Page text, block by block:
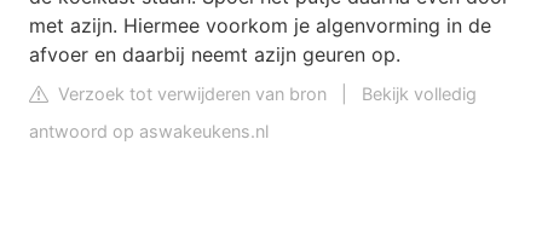
met azijn. Hiermee voorkom je algenvorming in de
afvoer en daarbij neemt azijn geuren op.
Verzoek tot verwijderen van bron
Bekijk volledig
antwoord op aswakeukens.nl